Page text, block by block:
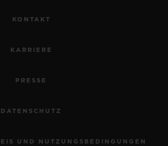
KONTAKT
KARRIERE
PRESSE
DATENSCHUTZ
UND NUTZUNGSBEDINGUNGEN